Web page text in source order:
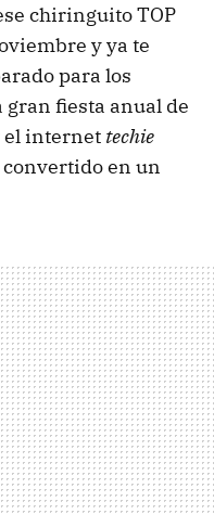
chiringuito TOP
y ya te
para los
gran fiesta anual de
el internet techie
convertido en un